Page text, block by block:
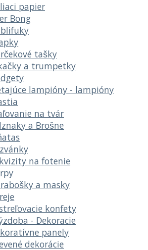
papier
Bong
tašky
a trumpetky
lampióny - lampióny
na tvár
a Brošne
na fotenie
a masky
konfety
- Dekoracie
panely
dekorácie